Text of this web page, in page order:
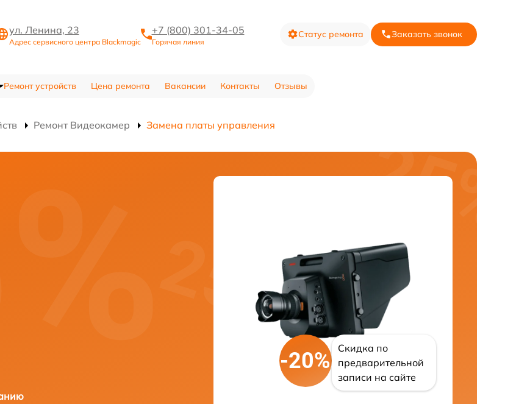
ул. Ленина, 23
Адрес сервисного центра Blackmagic
+7 (800) 301-34-05
Горячая линия
Статус ремонта Заказать звонок
Ремонт устройств Цена ремонта Вакансии Контакты Отзывы
Ремонт Видеокамер Замена платы управления
-20%
Скидка по
предварительной
записи на сайте